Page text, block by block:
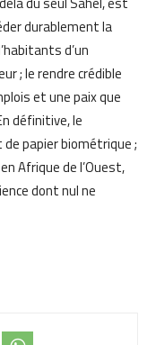
durablement la
d’un
; le rendre crédible
et une paix que
définitive, le
de papier biométrique ;
Afrique de l’Ouest,
dont nul ne